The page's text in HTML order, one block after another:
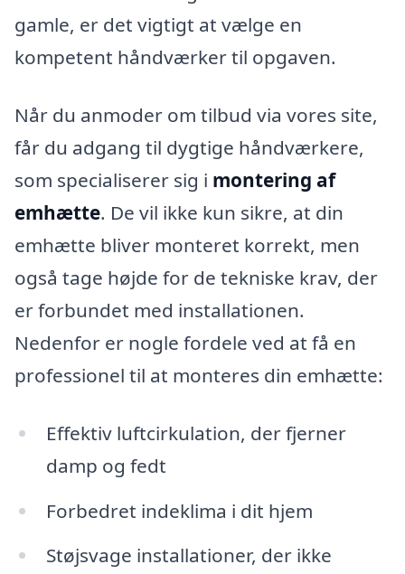
gamle, er det vigtigt at vælge en
kompetent håndværker til opgaven.
Når du anmoder om tilbud via vores site,
får du adgang til dygtige håndværkere,
som specialiserer sig i montering af
emhætte. De vil ikke kun sikre, at din
emhætte bliver monteret korrekt, men
også tage højde for de tekniske krav, der
er forbundet med installationen.
Nedenfor er nogle fordele ved at få en
professionel til at monteres din emhætte:
Effektiv luftcirkulation, der fjerner
damp og fedt
Forbedret indeklima i dit hjem
Støjsvage installationer, der ikke